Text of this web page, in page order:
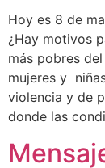
Hoy es 8 de
¿Hay motivos
más pobres
mujeres y
violencia y de
donde las